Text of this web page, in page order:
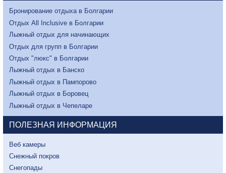
Бронирование отдыха в Болгарии
Отдых All Inclusive в Болгарии
Лыжный отдых для начинающих
Отдых для групп в Болгарии
Отдых "люкс" в Болгарии
Лыжный отдых в Банско
Лыжный отдых в Пампорово
Лыжный отдых в Боровец
Лыжный отдых в Чепеларе
ПОЛЕЗНАЯ ИНФОРМАЦИЯ
Веб камеры
Снежный покров
Снегопады